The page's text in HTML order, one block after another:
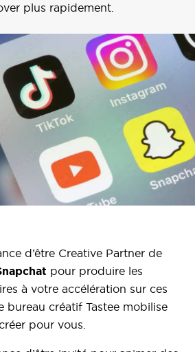
plus rapidement.
d’être Creative Partner de
pour produire les
à votre accélération sur ces
bureau créatif Tastee mobilise
pour vous.